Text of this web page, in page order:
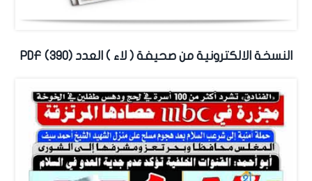
النسخة الالكترونية من صحيفة ( لاء ) العدد (390) PDF